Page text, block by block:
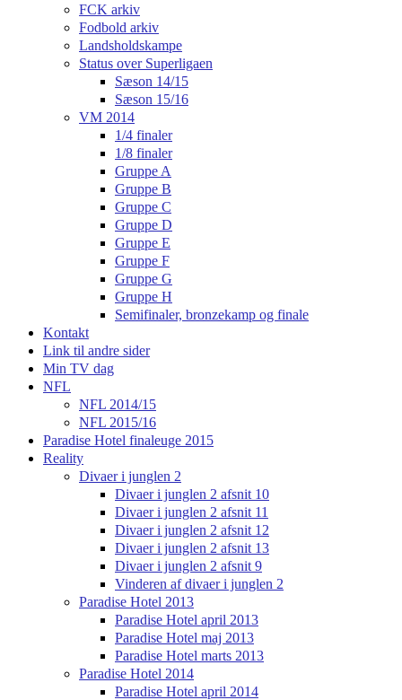
FCK arkiv
Fodbold arkiv
Landsholdskampe
Status over Superligaen
Sæson 14/15
Sæson 15/16
VM 2014
1/4 finaler
1/8 finaler
Gruppe A
Gruppe B
Gruppe C
Gruppe D
Gruppe E
Gruppe F
Gruppe G
Gruppe H
Semifinaler, bronzekamp og finale
Kontakt
Link til andre sider
Min TV dag
NFL
NFL 2014/15
NFL 2015/16
Paradise Hotel finaleuge 2015
Reality
Divaer i junglen 2
Divaer i junglen 2 afsnit 10
Divaer i junglen 2 afsnit 11
Divaer i junglen 2 afsnit 12
Divaer i junglen 2 afsnit 13
Divaer i junglen 2 afsnit 9
Vinderen af divaer i junglen 2
Paradise Hotel 2013
Paradise Hotel april 2013
Paradise Hotel maj 2013
Paradise Hotel marts 2013
Paradise Hotel 2014
Paradise Hotel april 2014